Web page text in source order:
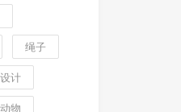
绳子
计
物